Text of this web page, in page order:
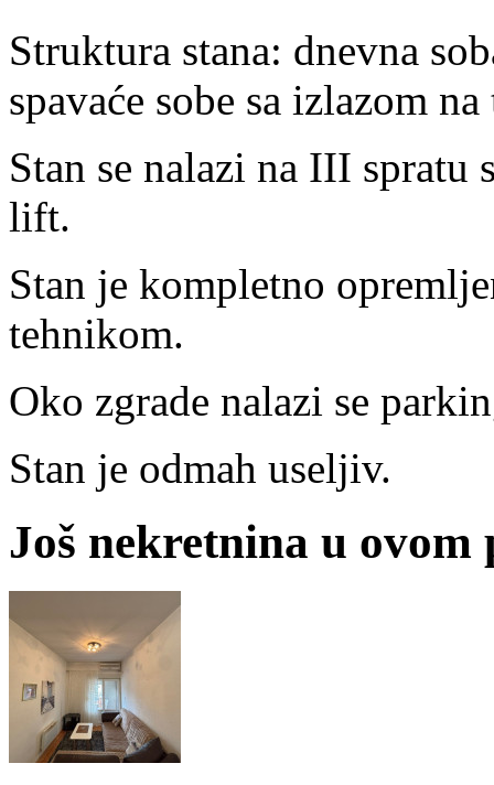
Struktura stana: dnevna
spavaće sobe sa izlazom
Stan se nalazi na III spratu
lift.
Stan je kompletno
tehnikom.
Oko zgrade nalazi se
Stan je odmah useljiv.
Još nekretnina u ovom